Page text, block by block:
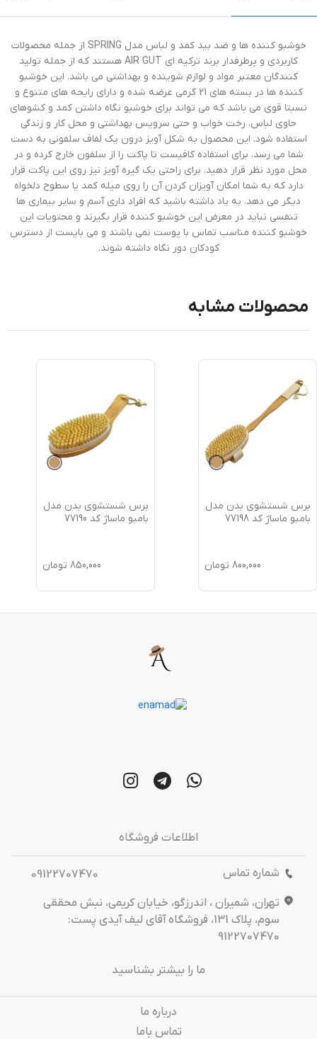
خوشبو کننده ها و ضد بید کمد و لباس مدل SPRING از جمله محصولات
کاربردی و پرطرفدار برند ترکیه ای AIR GUT هستند که از جمله تولید
کنندگان معتبر مواد و لوازم شوینده و بهداشتی می باشد. این خوشبو
کننده ها در بسته های 21 گرمی عرضه شده و دارای رایحه های متنوع و
نسبتا قوی می باشد که می تواند برای خوشبو نگاه داشتن کمد و کشوهای
حاوی لباس، رخت خواب و حتی سرویس بهداشتی و محل کار و زندگی
استفاده شود. این محصول به شکل آویز درون یک لفاف سلفونی به دست
شما می رسد. برای استفاده کافیست تا پاکت را از سلفون خارج کرده و در
محل مورد نظر قرار دهید. برای راحتی یک گیره آویز نیز روی این پاکت قرار
دارد که به شما امکان آویزان کردن آن را روی میله کمد یا سطوح دلخواه
دیگر می دهد. به یاد داشته باشید که افراد داری آسم و سایر بیماری ها
تنفسی نباید در معرض این خوشبو کننده قرار بگیرند و محتویات این
خوشبو کننده مناسب تماس با پوست نمی باشند و می بایست از دسترس
کودکان دور نگاه داشته شوند.
محصولات مشابه
برس شستشوی بدن مدل
بامبو ماساژ کد 77198
800,000 تومان
برس شستشوی بدن مدل
بامبو ماساژ کد 77190
850,000 تومان
اطلاعات فروشگاه
شماره تماس
09122707470
تهران، شمیران ، اندرزگو، خیابان کریمی، نبش محققی
سوم، پلاک 131، فروشگاه آقای لیف آیدی پست:
9122707470
ما را بیشتر بشناسید
درباره‌ ما
تماس باما